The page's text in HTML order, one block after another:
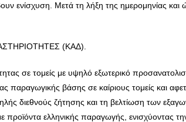
ενίσχυση. Μετά τη λήξη της ημερομηνίας
(ΚΑΔ).
σε τομείς με υψηλό εξωτερικό
βάσης σε καίριους τομείς και
διεθνούς ζήτησης και τη βελτίωση των
ελληνικής παραγωγής, ενισχύοντας